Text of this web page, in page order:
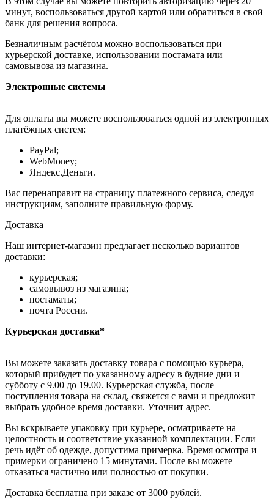
минут, воспользоваться другой картой или обратиться в свой
банк для решения вопроса.
Безналичным расчётом можно воспользоваться при
курьерской доставке, использовании постамата или
самовывоза из магазина.
Электронные системы
Для оплаты вы можете воспользоваться одной из электронных
платёжных систем:
PayPal;
WebMoney;
Яндекс.Деньги.
Вас перенаправит на страницу платежного сервиса, следуя
инструкциям, заполните правильную форму.
Доставка
Наш интернет-магазин предлагает несколько вариантов
доставки:
курьерская;
самовывоз из магазина;
постаматы;
почта России.
Курьерская доставка*
Вы можете заказать доставку товара с помощью курьера,
который прибудет по указанному адресу в будние дни и
субботу с 9.00 до 19.00. Курьерская служба, после
поступления товара на склад, свяжется с вами и предложит
выбрать удобное время доставки. Уточнит адрес.
Вы вскрываете упаковку при курьере, осматриваете на
целостность и соответствие указанной комплектации. Если
речь идёт об одежде, допустима примерка. Время осмотра и
примерки ограничено 15 минутами. После вы можете
отказаться частично или полностью от покупки.
Доставка бесплатна при заказе от 3000 рублей.